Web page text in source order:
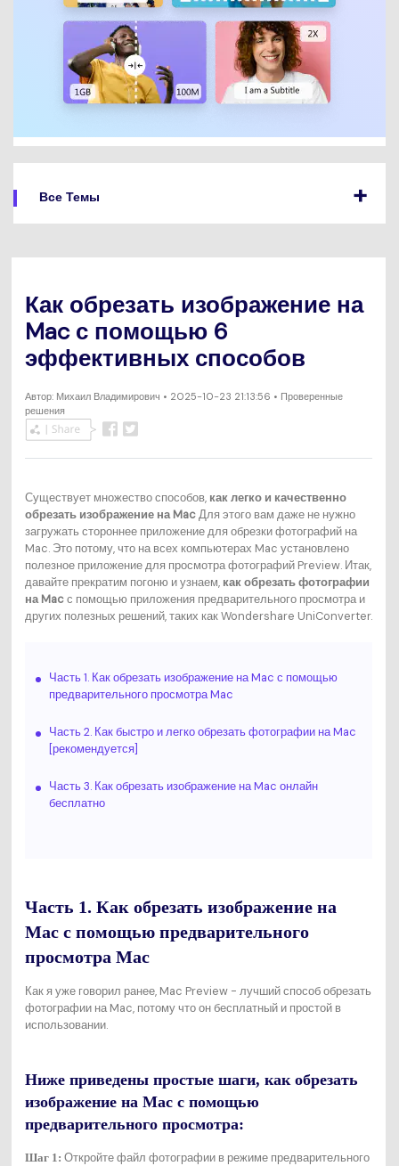
Все Темы
Как обрезать изображение на
Mac с помощью 6
эффективных способов
Автор:Михаил Владимирович • 2025-10-23 21:13:56 • Проверенные
решения
Существует множество способов, как легко и качественно
обрезать изображение на MacДля этого вам даже не нужно
загружать стороннее приложение для обрезки фотографий на
Mac. Это потому, что на всех компьютерах Mac установлено
полезное приложение для просмотра фотографий Preview. Итак,
давайте прекратим погоню и узнаем, как обрезать фотографии
на Macс помощью приложения предварительного просмотра и
других полезных решений, таких как Wondershare UniConverter.
Часть 1. Как обрезать изображение на Mac с помощью
предварительного просмотра Mac
Часть 2. Как быстро и легко обрезать фотографии на Mac
[рекомендуется]
Часть 3. Как обрезать изображение на Mac онлайн
бесплатно
Часть 1. Как обрезать изображение на
Mac с помощью предварительного
просмотра Mac
Как я уже говорил ранее, Mac Preview - лучший способ обрезать
фотографии на Mac, потому что он бесплатный и простой в
использовании.
Ниже приведены простые шаги, как обрезать
изображение на Mac с помощью
предварительного просмотра:
Шаг 1: Откройте файл фотографии в режиме предварительного